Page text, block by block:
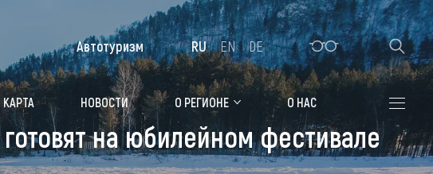
форум Алтайская зимовка
Где остановиться
КАРТА НОВОСТИ О РЕГИОНЕ О НАС
Автотуризм RU EN DE
на юбилейном фестивале